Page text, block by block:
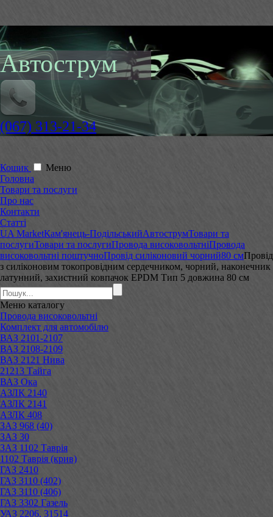
Автострум
(067) 313-21-34
Кошик
Меню
Головна
Товари та послуги
Про нас
Контакти
Статті
UA MarketКам'янець-ПодільськийАвтострумТовари та
послугиТовари та послугиПровода високовольтніПровода
високовольтні поштучноПровід силіконовий чорний80 смПровід
з силіконовим токопровідним сердечником, чорний, наконечник
латунний, захистний ковпачок EPDM Тип 5 довжина 80 см
Меню каталогу
Провода високовольтні
Комплект для автомобілю
ВАЗ 2101-2107
ВАЗ 2108-2109
ВАЗ 2121 Нива
21213 Тайга
ВАЗ Ока
АЗЛК 2140
АЗЛК 2141
АЗЛК 408
ЗАЗ 968 (40)
ЗАЗ 30
ЗАЗ 1102 Таврія
1102 Таврія (крив)
ГАЗ 2410
ГАЗ 3110 (402)
ГАЗ 3110 (406)
ГАЗ 3302 Газель
УАЗ 2206, 31514